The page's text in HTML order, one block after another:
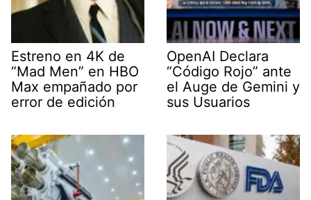
Estreno en 4K de
“Mad Men” en HBO
Max empañado por
error de edición
OpenAI Declara
“Código Rojo” ante
el Auge de Gemini y
sus Usuarios